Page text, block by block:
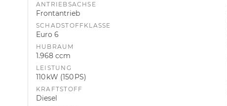
ANTRIEBSACHSE
Frontantrieb
SCHADSTOFFKLASSE
Euro 6
HUBRAUM
1.968 ccm
LEISTUNG
110 kW (150 PS)
KRAFTSTOFF
Diesel